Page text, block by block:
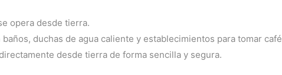
opera desde tierra.
baños, duchas de agua caliente y establecimientos para tomar
desde tierra de forma sencilla y segura.